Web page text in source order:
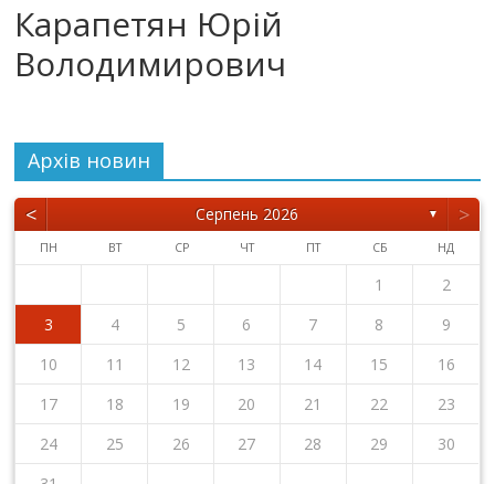
Карапетян Юрій
Володимирович
Архiв новин
< Серпень 2026 ▼ >
ПН ВТ СР ЧТ ПТ СБ НД
1
2
3
4 5 6 7 8
9
10
11 12 13 14 15
16
17
18 19 20 21 22
23
24
25 26 27 28 29
30